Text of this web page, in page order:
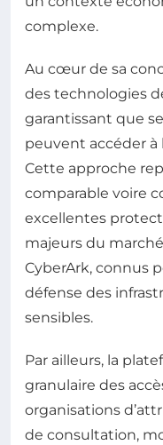
complexe.
Au cœur de sa
des technologies
garantissant que
peuvent accéder
Cette approche
comparable voire
excellentes
majeurs du
CyberArk, connus
défense des
sensibles.
Par ailleurs, la
granulaire des
organisations
de consultation,